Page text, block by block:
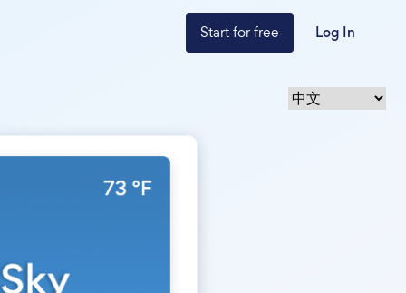
Start for free Log In